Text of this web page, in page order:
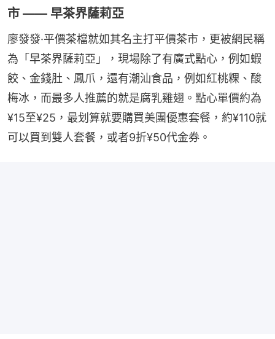
市 —— 早茶界薩莉亞
廖發發·平價茶檔就如其名主打平價茶市，更被網民稱
為「早茶界薩莉亞」，現場除了有廣式點心，例如蝦
餃、金錢肚、鳳爪，還有潮汕食品，例如紅桃粿、酸
梅冰，而最多人推薦的就是腐乳雞翅。點心單價約為
¥15至¥25，最划算就要購買美團優惠套餐，約¥110就
可以買到雙人套餐，或者9折¥50代金券。